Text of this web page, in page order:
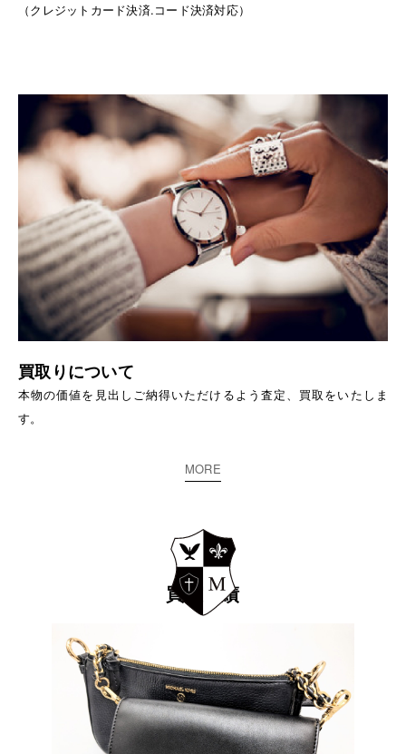
（クレジットカード決済.コード決済対応）
買取りについて
本物の価値を見出しご納得いただけるよう査定、買取をいたしま
す。
MORE
買取実績